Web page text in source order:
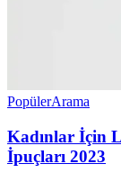
PopülerArama
Kadınlar İçin
İpuçları 2023